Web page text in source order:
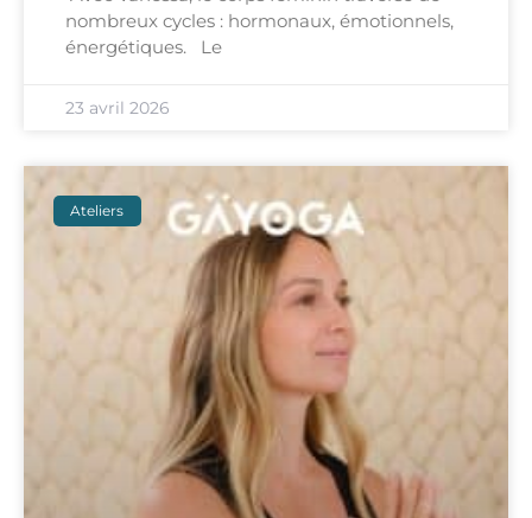
nombreux cycles : hormonaux, émotionnels,
énergétiques. Le
23 avril 2026
Ateliers